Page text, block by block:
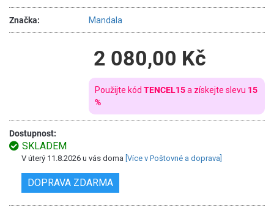
Značka: Mandala
2 080,00 Kč
Použijte kód TENCEL15a získejte slevu 15
%
Dostupnost:
SKLADEM
V úterý 11.8.2026 u vás doma [Více v Poštovné a doprava]
DOPRAVA ZDARMA